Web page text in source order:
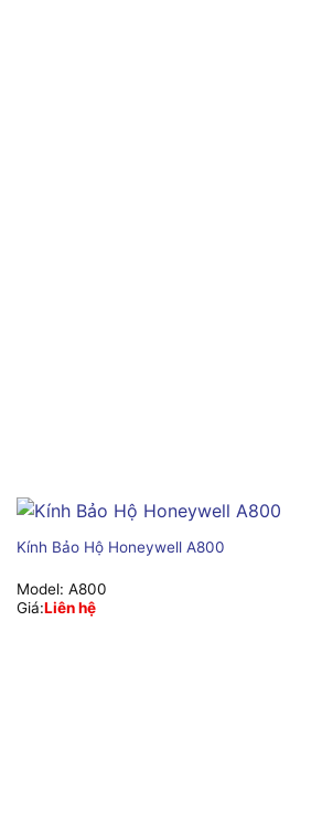
Kính Bảo Hộ Honeywell A800
Model: A800
Giá:Liên hệ